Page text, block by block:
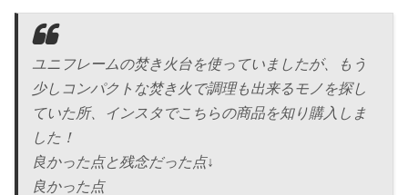
ユニフレームの焚き火台を使っていましたが、もう
少しコンパクトな焚き火で調理も出来るモノを探し
ていた所、インスタでこちらの商品を知り購入しま
した！
良かった点と残念だった点↓
良かった点